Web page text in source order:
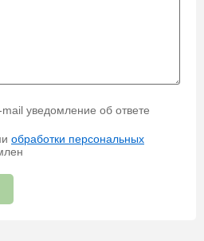
уведомление об ответе
обработки персональных